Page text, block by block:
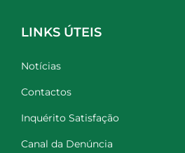
LINKS ÚTEIS
Notícias
Contactos
Inquérito Satisfação
Canal da Denúncia